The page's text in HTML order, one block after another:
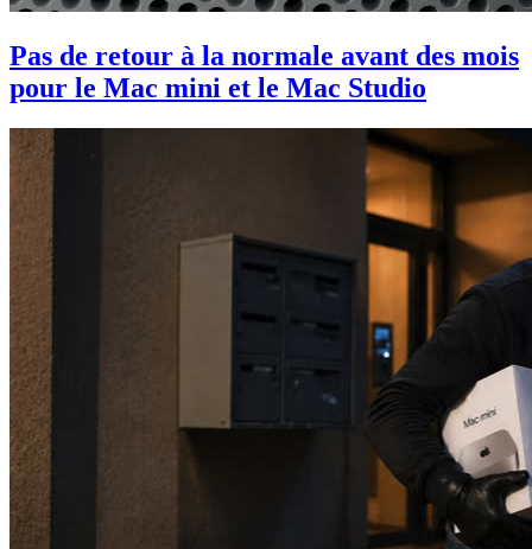
Pas de retour à la normale avant des mois
pour le Mac mini et le Mac Studio